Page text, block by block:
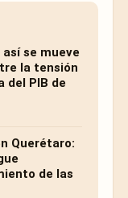
se mueve
la tensión
del PIB de
Querétaro:
de las